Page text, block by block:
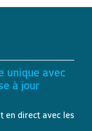
unique avec
à jour
en direct avec les